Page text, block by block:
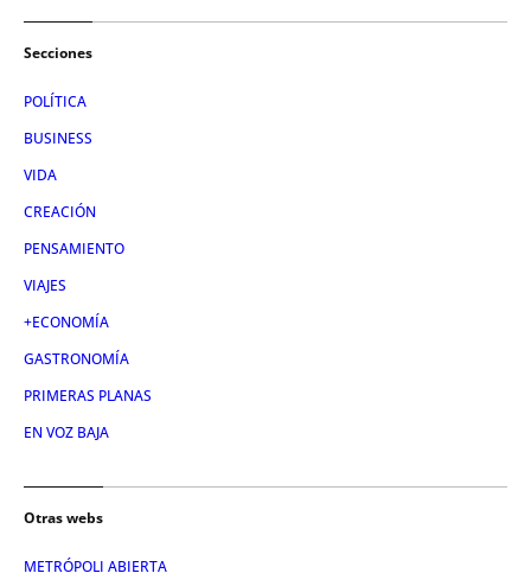
Secciones
POLÍTICA
BUSINESS
VIDA
CREACIÓN
PENSAMIENTO
VIAJES
+ECONOMÍA
GASTRONOMÍA
PRIMERAS PLANAS
EN VOZ BAJA
Otras webs
METRÓPOLI ABIERTA